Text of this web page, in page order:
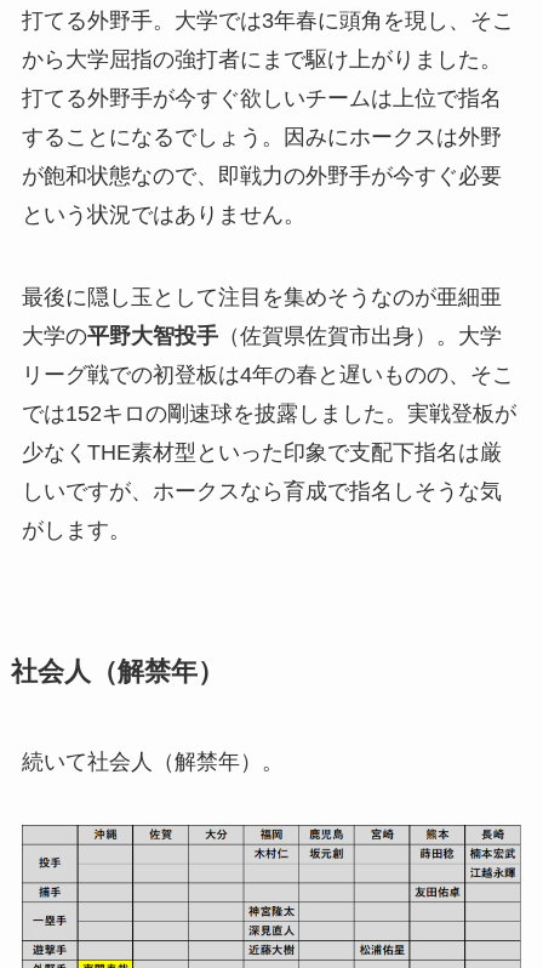
打てる外野手。大学では3年春に頭角を現し、そこ
から大学屈指の強打者にまで駆け上がりました。
打てる外野手が今すぐ欲しいチームは上位で指名
することになるでしょう。因みにホークスは外野
が飽和状態なので、即戦力の外野手が今すぐ必要
という状況ではありません。
最後に隠し玉として注目を集めそうなのが亜細亜
大学の平野大智投手（佐賀県佐賀市出身）。大学
リーグ戦での初登板は4年の春と遅いものの、そこ
では152キロの剛速球を披露しました。実戦登板が
少なくTHE素材型といった印象で支配下指名は厳
しいですが、ホークスなら育成で指名しそうな気
がします。
社会人（解禁年）
続いて社会人（解禁年）。